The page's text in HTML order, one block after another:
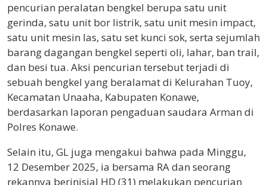
pencurian peralatan bengkel berupa satu unit
gerinda, satu unit bor listrik, satu unit mesin impact,
satu unit mesin las, satu set kunci sok, serta sejumlah
barang dagangan bengkel seperti oli, lahar, ban trail,
dan besi tua. Aksi pencurian tersebut terjadi di
sebuah bengkel yang beralamat di Kelurahan Tuoy,
Kecamatan Unaaha, Kabupaten Konawe,
berdasarkan laporan pengaduan saudara Arman di
Polres Konawe.
Selain itu, GL juga mengakui bahwa pada Minggu,
12 Desember 2025, ia bersama RA dan seorang
rekannya berinisial HD (31) melakukan pencurian